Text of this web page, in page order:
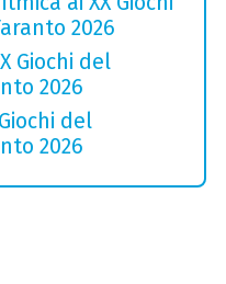
2026
Giochi del
2026
del
2026